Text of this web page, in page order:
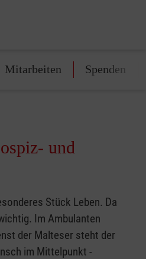
Mitarbeiten Spenden
und
Stück Leben. Da
Im Ambulanten
der Malteser steht der
im Mittelpunkt -